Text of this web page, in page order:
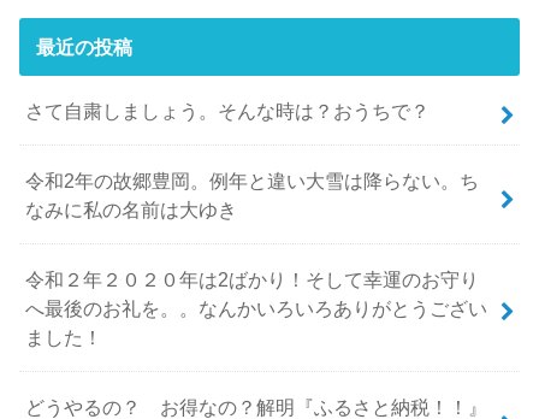
最近の投稿
さて自粛しましょう。そんな時は？おうちで？
令和2年の故郷豊岡。例年と違い大雪は降らない。ち
なみに私の名前は大ゆき
令和２年２０２０年は2ばかり！そして幸運のお守り
へ最後のお礼を。。なんかいろいろありがとうござい
ました！
どうやるの？ お得なの？解明『ふるさと納税！！』